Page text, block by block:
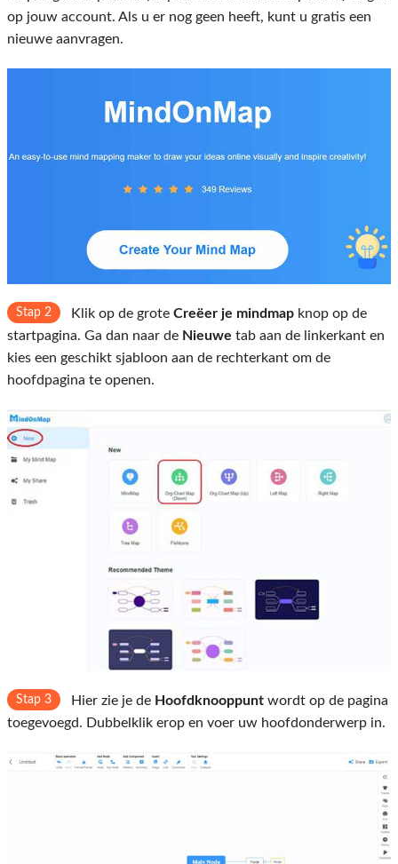
op jouw account. Als u er nog geen heeft, kunt u gratis een
nieuwe aanvragen.
Stap 2 Klik op de grote Creëer je mindmap knop op de
startpagina. Ga dan naar de Nieuwe tab aan de linkerkant en
kies een geschikt sjabloon aan de rechterkant om de
hoofdpagina te openen.
Stap 3 Hier zie je de Hoofdknooppunt wordt op de pagina
toegevoegd. Dubbelklik erop en voer uw hoofdonderwerp in.